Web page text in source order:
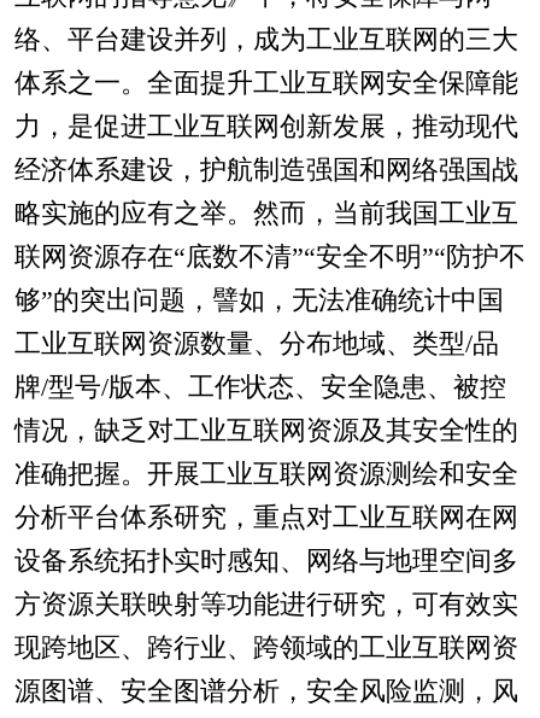
络、平台建设并列，成为工业互联网的三大
体系之一。全面提升工业互联网安全保障能
力，是促进工业互联网创新发展，推动现代
经济体系建设，护航制造强国和网络强国战
略实施的应有之举。然而，当前我国工业互
联网资源存在“底数不清”“安全不明”“防护不
够”的突出问题，譬如，无法准确统计中国
工业互联网资源数量、分布地域、类型/品
牌/型号/版本、工作状态、安全隐患、被控
情况，缺乏对工业互联网资源及其安全性的
准确把握。开展工业互联网资源测绘和安全
分析平台体系研究，重点对工业互联网在网
设备系统拓扑实时感知、网络与地理空间多
方资源关联映射等功能进行研究，可有效实
现跨地区、跨行业、跨领域的工业互联网资
源图谱、安全图谱分析，安全风险监测，风